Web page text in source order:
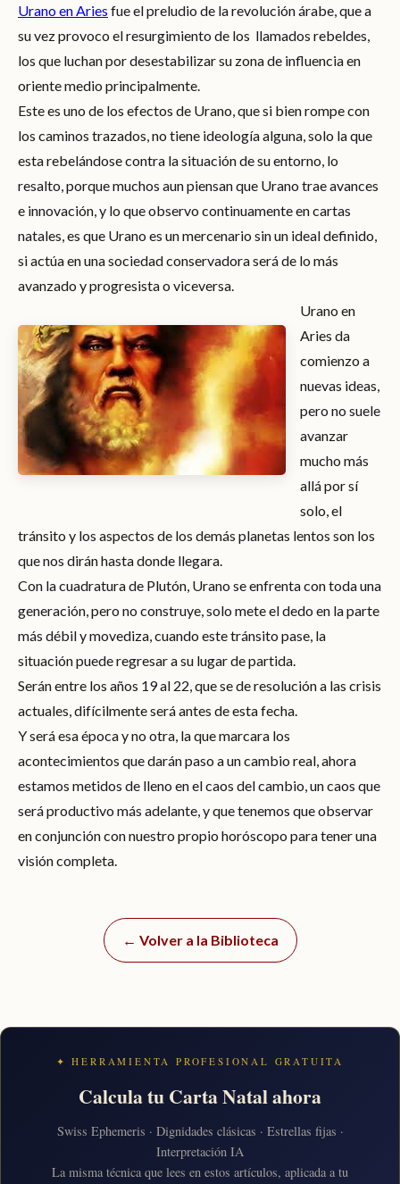
Urano en Aries fue el preludio de la revolución árabe, que a
su vez provoco el resurgimiento de los llamados rebeldes,
los que luchan por desestabilizar su zona de influencia en
oriente medio principalmente.
Este es uno de los efectos de Urano, que si bien rompe con
los caminos trazados, no tiene ideología alguna, solo la que
esta rebelándose contra la situación de su entorno, lo
resalto, porque muchos aun piensan que Urano trae avances
e innovación, y lo que observo continuamente en cartas
natales, es que Urano es un mercenario sin un ideal definido,
si actúa en una sociedad conservadora será de lo más
avanzado y progresista o viceversa.
Urano en
Aries da
comienzo a
nuevas ideas,
pero no suele
avanzar
mucho más
allá por sí
solo, el
tránsito y los aspectos de los demás planetas lentos son los
que nos dirán hasta donde llegara.
Con la cuadratura de Plutón, Urano se enfrenta con toda una
generación, pero no construye, solo mete el dedo en la parte
más débil y movediza, cuando este tránsito pase, la
situación puede regresar a su lugar de partida.
Serán entre los años 19 al 22, que se de resolución a las crisis
actuales, difícilmente será antes de esta fecha.
Y será esa época y no otra, la que marcara los
acontecimientos que darán paso a un cambio real, ahora
estamos metidos de lleno en el caos del cambio, un caos que
será productivo más adelante, y que tenemos que observar
en conjunción con nuestro propio horóscopo para tener una
visión completa.
← Volver a la Biblioteca
✦ HERRAMIENTA PROFESIONAL GRATUITA
Calcula tu Carta Natal ahora
Swiss Ephemeris · Dignidades clásicas · Estrellas fijas ·
Interpretación IA
La misma técnica que lees en estos artículos, aplicada a tu